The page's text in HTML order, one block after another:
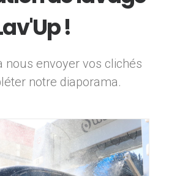
!
nous envoyer vos clichés
notre diaporama.